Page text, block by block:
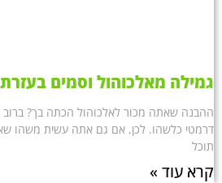
גמילה מאלכוהול וסמים
ההבנה שאתה מכור לאלכוהול הכתה בך? ברוב
דרמטי כלשהו. לכן, אם גם אתה עשית משהו
תוכל
קרא עוד »